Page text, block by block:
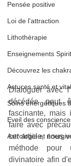
Pensée positive
Loi de l'attraction
Lithothérapie
Enseignements
Découvrez les
Astuces santé et
Soins énergétiques
Eveil des
Astrologie et
Dialoguer avec
décédée peut
fascinante,
faire avec
cet article, nous
méthode pour
divinatoire afin